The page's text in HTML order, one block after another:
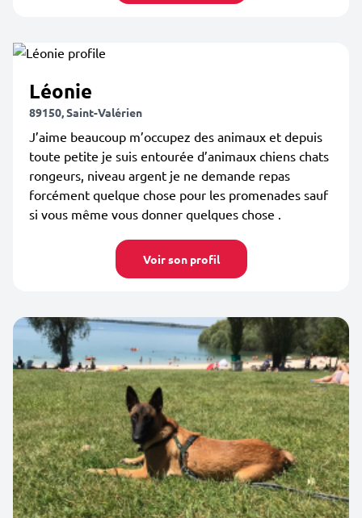
Léonie
89150, Saint-Valérien
J’aime beaucoup m’occupez des animaux et depuis
toute petite je suis entourée d’animaux chiens chats
rongeurs, niveau argent je ne demande repas
forcément quelque chose pour les promenades sauf
si vous même vous donner quelques chose .
Voir son profil